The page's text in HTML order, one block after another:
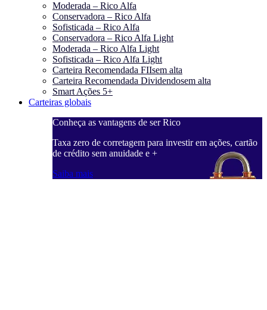
Moderada – Rico Alfa
Conservadora – Rico Alfa
Sofisticada – Rico Alfa
Conservadora – Rico Alfa Light
Moderada – Rico Alfa Light
Sofisticada – Rico Alfa Light
Carteira Recomendada FIIsem alta
Carteira Recomendada Dividendosem alta
Smart Ações 5+
Carteiras globais
Conheça as vantagens de ser Rico
Taxa zero de corretagem para investir em ações, cartão
de crédito sem anuidade e +
Saiba mais